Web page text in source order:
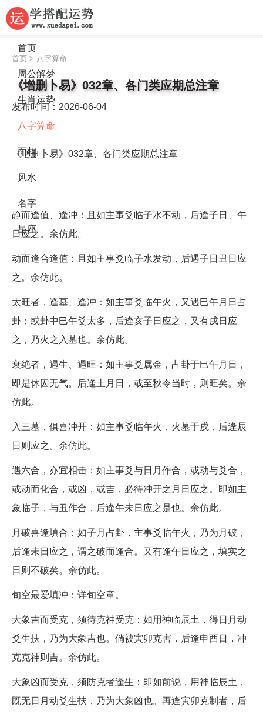
首页
周公解梦
生肖运势
八字算命
面相
风水
名字
星座
首页 > 八字算命
《增删卜易》032章、各门类应期总注章
发布时间：2026-06-04
《增删卜易》032章、各门类应期总注章
静而逢值、逢冲：且如主事爻临子水不动，后逢子日、午
日应之。余仿此。
动而逢合逢值：且如主事爻临子水发动，后遇子日丑日应
之。余仿此。
太旺者，逢墓、逢冲：如主事爻临午火，又遇巳午月日占
卦；或卦中巳午爻太多，后逢亥子日应之，又有戌日应
之，乃火之入墓也。余仿此。
衰绝者，遇生、遇旺：如主事爻属金，占卦于巳午月日，
即是休囚无气。后逢土月日，或至秋令当时，则旺矣。余
仿此。
入三墓，俱喜冲开：如主事爻临午火，火墓于戌，后逢辰
日则应之。余仿此。
遇六合，亦宜相击：如主事爻与日月作合，或动与爻合，
或动而化合，或凶，或吉，必待冲开之月日应之。即如主
象临子，与丑作合，后逢午未日应之是也。余仿此。
月破喜逢填合：如子月占卦，主事爻临午火，乃为月破，
后逢未日应之，谓之破而逢合。又有逢午日应之，填实之
日则不破矣。余仿此。
旬空最爱填冲：详旬空章。
大象吉而受克，须待克神受克：如用神临辰土，得日月动
爻生扶，乃为大象吉也。倘被寅卯克害，后逢申酉日，冲
克克神则吉。余仿此。
大象凶而受克，须防克者逢生：即如前说，用神临辰土，
既无日月动爻生扶，乃为大象凶也。再逢寅卯克制者，后